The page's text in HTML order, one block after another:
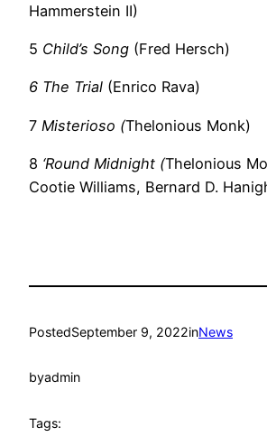
Hammerstein II)
5 Child’s Song (Fred Hersch)
6 The Trial (Enrico Rava)
7 Misterioso (Thelonious Monk)
8 ‘Round Midnight (Thelonious
Cootie Williams, Bernard D.
PostedSeptember 9, 2022inNews
byadmin
Tags: